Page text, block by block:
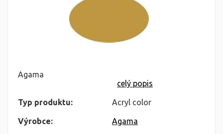
Agama
celý popis
Typ produktu: Acryl color
Výrobce: Agama